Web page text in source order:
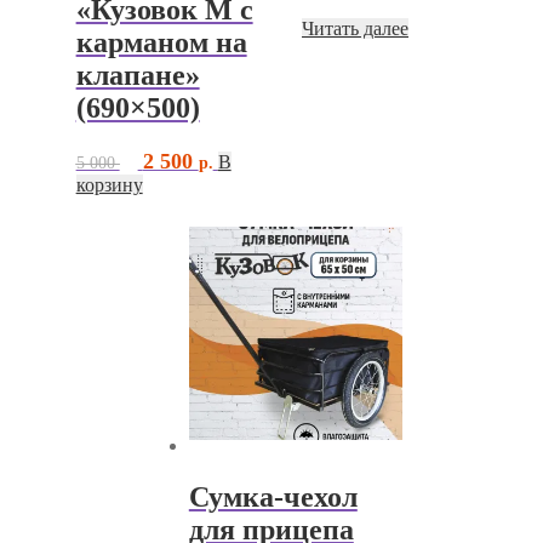
«Кузовок M с
карманом на
клапане»
(690×500)
5 000
Первоначальная
цена
2 500
Текущая
500 ₽.
В
корзину
Читать далее
Сумка-чехол
для прицепа